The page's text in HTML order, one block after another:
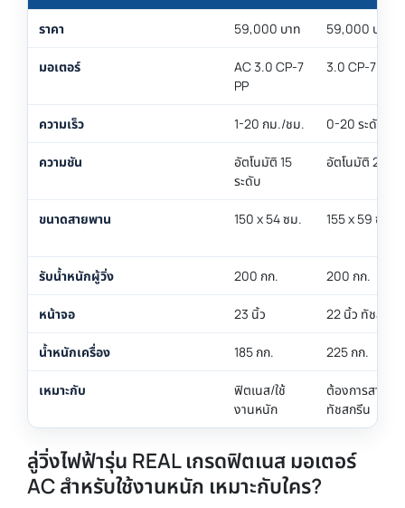
ราคา 59,000 บาท 59,000 บาท
มอเตอร์
AC 3.0 CP-7
PP
3.0 CP-7 PP
ความเร็ว 1-20 กม./ชม. 0-20 ระดับ
ความชัน
อัตโนมัติ 15
ระดับ
อัตโนมัติ 20 ร
ขนาดสายพาน 150 x 54 ซม. 155 x 59 ซม.
รับน้ำหนักผู้วิ่ง 200 กก. 200 กก.
หน้าจอ 23 นิ้ว 22 นิ้ว ทัชสกรีน
น้ำหนักเครื่อง 185 กก. 225 กก.
เหมาะกับ
ฟิตเนส/ใช้
งานหนัก
ต้องการสายพ
ทัชสกรีน
ลู่วิ่งไฟฟ้ารุ่น REAL เกรดฟิตเนส มอเตอร์
AC สำหรับใช้งานหนัก เหมาะกับใคร?